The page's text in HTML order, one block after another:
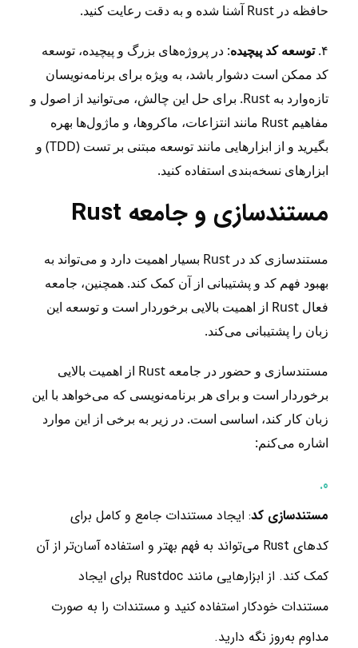
حافظه در Rust آشنا شده و به دقت رعایت کنید.
۴. توسعه کد پیچیده: در پروژه‌های بزرگ و پیچیده، توسعه
کد ممکن است دشوار باشد، به ویژه برای برنامه‌نویسان
تازه‌وارد به Rust. برای حل این چالش، می‌توانید از اصول و
مفاهیم Rust مانند انتزاعات، ماکروها، و ماژول‌ها بهره
بگیرید و از ابزارهایی مانند توسعه مبتنی بر تست (TDD) و
ابزارهای نسخه‌بندی استفاده کنید.
مستندسازی و جامعه Rust
مستندسازی کد در Rust بسیار اهمیت دارد و می‌تواند به
بهبود فهم کد و پشتیبانی از آن کمک کند. همچنین، جامعه
فعال Rust از اهمیت بالایی برخوردار است و توسعه این
زبان را پشتیبانی می‌کند.
مستندسازی و حضور در جامعه Rust از اهمیت بالایی
برخوردار است و برای هر برنامه‌نویسی که می‌خواهد با این
زبان کار کند، اساسی است. در زیر به برخی از این موارد
اشاره می‌کنم:
مستندسازی کد: ایجاد مستندات جامع و کامل برای
کدهای Rust می‌تواند به فهم بهتر و استفاده آسان‌تر از آن
کمک کند. از ابزارهایی مانند Rustdoc برای ایجاد
مستندات خودکار استفاده کنید و مستندات را به صورت
مداوم به‌روز نگه دارید.